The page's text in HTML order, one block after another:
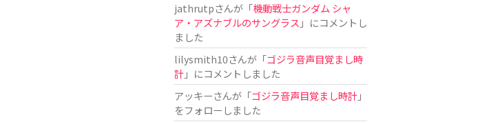
jathrutpさんが「機動戦士ガンダム シャ
ア・アズナブルのサングラス 」にコメントし
ました
lilysmith10さんが「ゴジラ音声目覚まし時
計」にコメントしました
アッキーさんが「ゴジラ音声目覚まし時計」
をフォローしました